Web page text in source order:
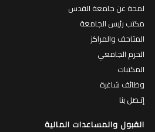
لمحة عن جامعة القدس
مكتب رئيس الجامعة
المتاحف والمراكز
الحرم الجامعي
المكتبات
وظائف شاغرة
إتـصل بنا
القبول والمساعدات المالية